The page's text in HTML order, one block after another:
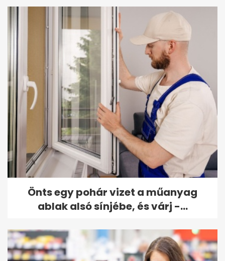
Önts egy pohár vizet a műanyag
ablak alsó sínjébe, és várj -...